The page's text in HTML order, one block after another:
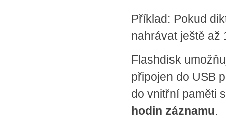
Příklad: Pokud
nahrávat ještě až
Flashdisk
připojen do USB
do vnitřní paměti
hodin záznamu.